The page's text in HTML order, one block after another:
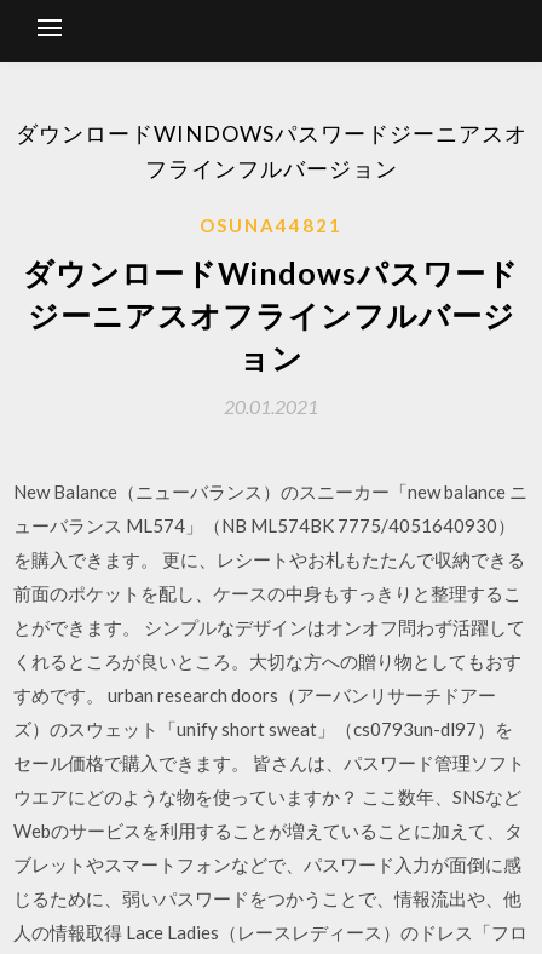
ダウンロードWINDOWSパスワードジーニアスオ
フラインフルバージョン
OSUNA44821
ダウンロードWindowsパスワード
ジーニアスオフラインフルバージ
ョン
20.01.2021
New Balance（ニューバランス）のスニーカー「new balance ニ
ューバランス ML574」（NB ML574BK 7775/4051640930）
を購入できます。 更に、レシートやお札もたたんで収納できる
前面のポケットを配し、ケースの中身もすっきりと整理するこ
とができます。 シンプルなデザインはオンオフ問わず活躍して
くれるところが良いところ。大切な方への贈り物としてもおす
すめです。 urban research doors（アーバンリサーチドアー
ズ）のスウェット「unify short sweat」（cs0793un-dl97）を
セール価格で購入できます。 皆さんは、パスワード管理ソフト
ウエアにどのような物を使っていますか？ ここ数年、SNSなど
Webのサービスを利用することが増えていることに加えて、タ
ブレットやスマートフォンなどで、パスワード入力が面倒に感
じるために、弱いパスワードをつかうことで、情報流出や、他
人の情報取得 Lace Ladies（レースレディース）のドレス「フロ